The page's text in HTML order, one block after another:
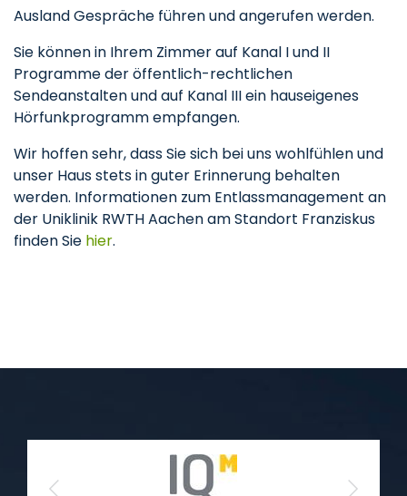
Ausland Gespräche führen und angerufen werden.
Sie können in Ihrem Zimmer auf Kanal I und II
Programme der öffentlich-rechtlichen
Sendeanstalten und auf Kanal III ein hauseigenes
Hörfunkprogramm empfangen.
Wir hoffen sehr, dass Sie sich bei uns wohlfühlen und
unser Haus stets in guter Erinnerung behalten
werden. Informationen zum Entlassmanagement an
der Uniklinik RWTH Aachen am Standort Franziskus
finden Sie hier.